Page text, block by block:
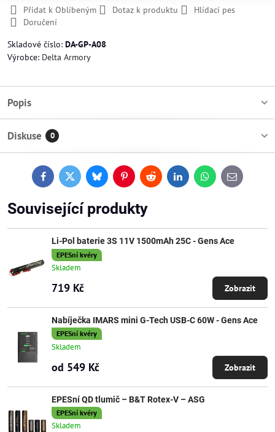
Přidat k Oblíbeným Dotaz k produktu
Hlídací pes
Doručení
Skladové číslo: DA-GP-A08
Výrobce: Delta Armory
Popis
Diskuse 0
FacebookTwitterBlueskyPinterestReddit LinkedInWhatsApp
E-
mail
Související produkty
Li-Pol baterie 3S 11V 1500mAh 25C - Gens Ace
EPESní kvéry
Skladem
719 Kč Zobrazit
Nabíječka IMARS mini G-Tech USB-C 60W - Gens Ace
EPESní kvéry
Skladem
od 549 Kč Zobrazit
EPESní QD tlumič – B&T Rotex-V – ASG
EPESní kvéry
Skladem